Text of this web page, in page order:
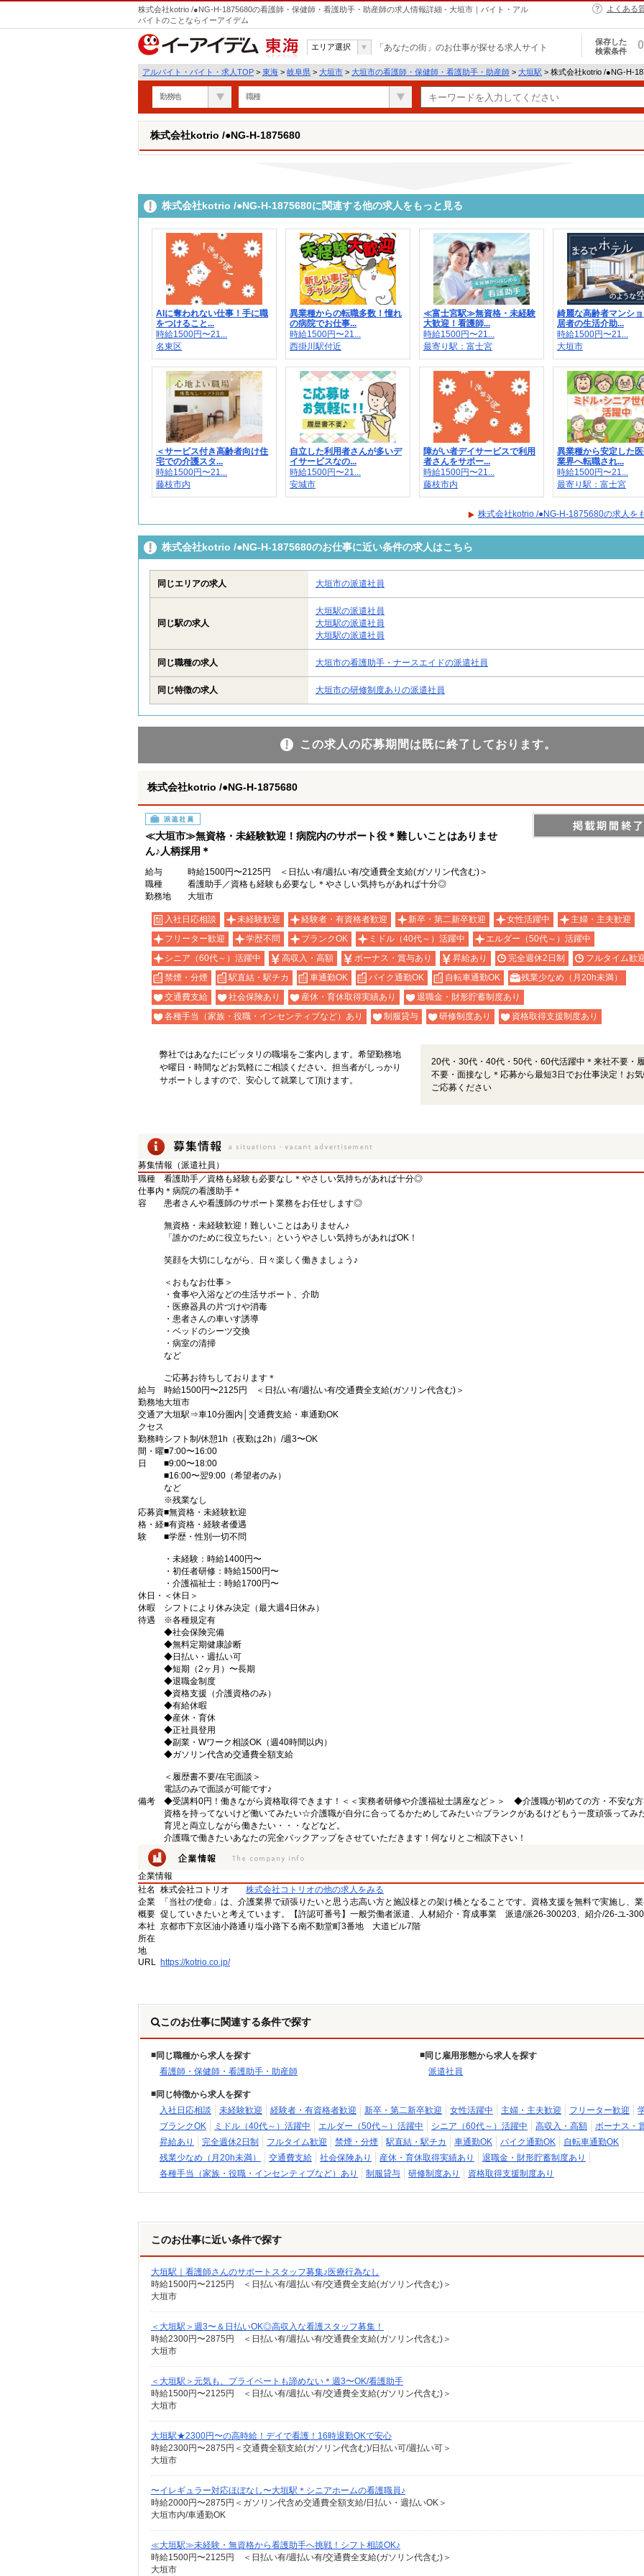
株式会社kotrio /●NG-H-1875680の看護師・保健師・看護助手・助産師の求人情報詳細 - 大垣市｜バイト・アル
バイトのことならイーアイデム
よくある
東海
エリア選択 「あなたの街」のお仕事が探せる求人サイト
保存した
検索条件
0
アルバイト・バイト・求人TOP > 東海 > 岐阜県 > 大垣市 > 大垣市の看護師・保健師・看護助手・助産師 > 大垣駅 > 株式会社kotrio /●NG-H-
勤務地 職種
株式会社kotrio /●NG-H-1875680
株式会社kotrio /●NG-H-1875680に関連する他の求人をもっと見る
AIに奪われない仕事！手に職
をつけること...
時給1500円〜21...
名東区
異業種からの転職多数！憧れ
の病院でお仕事...
時給1500円〜21...
西掛川駅付近
≪富士宮駅≫無資格・未経験
大歓迎！看護師...
時給1500円〜21...
最寄り駅：富士宮
綺麗な高齢者マンシ
居者の生活介助...
時給1500円〜21...
大垣市
＜サービス付き高齢者向け住
宅での介護スタ...
時給1500円〜21...
藤枝市内
自立した利用者さんが多いデ
イサービスなの...
時給1500円〜21...
安城市
障がい者デイサービスで利用
者さんをサポー...
時給1500円〜21...
藤枝市内
異業種から安定した
業界へ転職され...
時給1500円〜21...
最寄り駅：富士宮
株式会社kotrio /●NG-H-1875680の求人を
株式会社kotrio /●NG-H-1875680のお仕事に近い条件の求人はこちら
同じエリアの求人 大垣市の派遣社員
同じ駅の求人
大垣駅の派遣社員
大垣駅の派遣社員
大垣駅の派遣社員
同じ職種の求人 大垣市の看護助手・ナースエイドの派遣社員
同じ特徴の求人 大垣市の研修制度ありの派遣社員
この求人の応募期間は既に終了しております。
株式会社kotrio /●NG-H-1875680
派遣社員
≪大垣市≫無資格・未経験歓迎！病院内のサポート役＊難しいことはありませ
ん♪人柄採用＊
給与
時給1500円〜2125円 ＜日払い有/週払い有/交通費全支給(ガソリン代含む)＞
職種
看護助手／資格も経験も必要なし＊やさしい気持ちがあれば十分◎
勤務地
大垣市
入社日応相談 未経験歓迎 経験者・有資格者歓迎 新卒・第二新卒歓迎 女性活躍中
主婦・主夫歓迎
フリーター歓迎
学歴不問 ブランクOK ミドル（40代～）活躍中
エルダー（50代～）活躍中
シニア（60代～）活躍中
高収入・高額 ボーナス・賞与あり 昇給あり 完全週休2日制
フルタイム歓
禁煙・分煙
駅直結・駅チカ 車通勤OK バイク通勤OK 自転車通勤OK
残業少なめ（月20h未満）
交通費支給
社会保険あり 産休・育休取得実績あり
退職金・財形貯蓄制度あり
各種手当（家族・役職・インセンティブなど）あり
制服貸与 研修制度あり 資格取得支援制度あり
弊社ではあなたにピッタリの職場をご案内します。希望勤務地
や曜日・時間などお気軽にご相談ください。担当者がしっかり
サポートしますので、安心して就業して頂けます。
20代・30代・40代・50代・60代活躍中＊来社不要・
不要・面接なし＊応募から最短3日でお仕事決定！お
ご応募ください
募集情報（派遣社員）
職種
看護助手／資格も経験も必要なし＊やさしい気持ちがあれば十分◎
仕事内
容
＊病院の看護助手＊
患者さんや看護師のサポート業務をお任せします◎
無資格・未経験歓迎！難しいことはありません♪
「誰かのために役立ちたい」というやさしい気持ちがあればOK！
笑顔を大切にしながら、日々楽しく働きましょう♪
＜おもなお仕事＞
・食事や入浴などの生活サポート、介助
・医療器具の片づけや消毒
・患者さんの車いす誘導
・ベッドのシーツ交換
・病室の清掃
など
ご応募お待ちしております＊
給与
時給1500円〜2125円 ＜日払い有/週払い有/交通費全支給(ガソリン代含む)＞
勤務地大垣市
交通ア
クセス
大垣駅⇒車10分圏内│交通費支給・車通勤OK
勤務時
間・曜
日
シフト制/休憩1h（夜勤は2h）/週3〜OK
■7:00〜16:00
■9:00〜18:00
■16:00〜翌9:00（希望者のみ）
など
※残業なし
応募資
格・経
験
■無資格・未経験歓迎
■有資格・経験者優遇
■学歴・性別一切不問
・未経験：時給1400円〜
・初任者研修：時給1500円〜
・介護福祉士：時給1700円〜
休日・
休暇
＜休日＞
シフトにより休み決定（最大週4日休み）
待遇
※各種規定有
◆社会保険完備
◆無料定期健康診断
◆日払い・週払い可
◆短期（2ヶ月）〜長期
◆退職金制度
◆資格支援（介護資格のみ）
◆有給休暇
◆産休・育休
◆正社員登用
◆副業・Wワーク相談OK（週40時間以内）
◆ガソリン代含め交通費全額支給
＜履歴書不要/在宅面談＞
電話のみで面談が可能です♪
備考
◆受講料0円！働きながら資格取得できます！＜＜実務者研修や介護福祉士講座など＞＞ ◆介護職が初めての方・不安な
資格を持ってないけど働いてみたい☆介護職が自分に合ってるかためしてみたい☆ブランクがあるけどもう一度頑張ってみ
育児と両立しながら働きたい・・・などなど。
介護職で働きたいあなたの完全バックアップをさせていただきます！何なりとご相談下さい！
企業情報
社名
株式会社コトリオ
株式会社コトリオの他の求人をみる
企業
概要
「当社の使命」は、介護業界で頑張りたいと思う志高い方と施設様との架け橋となることです。資格支援を無料で実施し、
促していきたいと考えています。【許認可番号】一般労働者派遣、人材紹介・育成事業 派遣/派26-300203、紹介/26-ユ-
本社
所在
地
京都市下京区油小路通り塩小路下る南不動堂町3番地 大道ビル7階
URL https://kotrio.co.jp/
このお仕事に関連する条件で探す
同じ職種から求人を探す
看護師・保健師・看護助手・助産師
同じ雇用形態から求人を探す
派遣社員
同じ特徴から求人を探す
入社日応相談
未経験歓迎 経験者・有資格者歓迎 新卒・第二新卒歓迎 女性活躍中 主婦・主夫歓迎 フリーター歓迎
ブランクOK
ミドル（40代～）活躍中 エルダー（50代～）活躍中 シニア（60代～）活躍中 高収入・高額
ボーナス・
昇給あり
完全週休2日制 フルタイム歓迎 禁煙・分煙 駅直結・駅チカ 車通勤OK バイク通勤OK
自転車通勤OK
残業少なめ（月20h未満）
交通費支給 社会保険あり 産休・育休取得実績あり
退職金・財形貯蓄制度あり
各種手当（家族・役職・インセンティブなど）あり
制服貸与 研修制度あり 資格取得支援制度あり
このお仕事に近い条件で探す
大垣駅｜看護師さんのサポートスタッフ募集♪医療行為なし
時給1500円〜2125円 ＜日払い有/週払い有/交通費全支給(ガソリン代含む)＞
大垣市
＜大垣駅＞週3〜＆日払いOK◎高収入な看護スタッフ募集！
時給2300円〜2875円 ＜日払い有/週払い有/交通費全支給(ガソリン代含む)＞
大垣市
＜大垣駅＞元気も、プライベートも諦めない＊週3〜OK/看護助手
時給1500円〜2125円 ＜日払い有/週払い有/交通費全支給(ガソリン代含む)＞
大垣市
大垣駅★2300円〜の高時給！デイで看護！16時退勤OKで安心
時給2300円〜2875円＜交通費全額支給(ガソリン代含む)/日払い可/週払い可＞
大垣市
〜イレギュラー対応ほぼなし〜大垣駅＊シニアホームの看護職員♪
時給2000円〜2875円＜ガソリン代含め交通費全額支給/日払い・週払いOK＞
大垣市内/車通勤OK
≪大垣駅≫未経験・無資格から看護助手へ挑戦！シフト相談OK♪
時給1500円〜2125円 ＜日払い有/週払い有/交通費全支給(ガソリン代含む)＞
大垣市